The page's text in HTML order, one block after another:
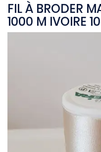
FIL À BRODER
1000 M IVOIRE